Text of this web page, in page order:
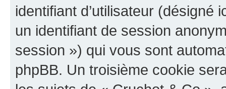
identifiant d’utilisateur (désigné
un identifiant de session
session ») qui vous sont
phpBB. Un troisième cookie